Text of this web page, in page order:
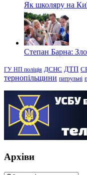
Як школяру на
Степан Барна:
ГУ НП поліція ДСНС ДТП
тернопільщини патрульні
Архіви